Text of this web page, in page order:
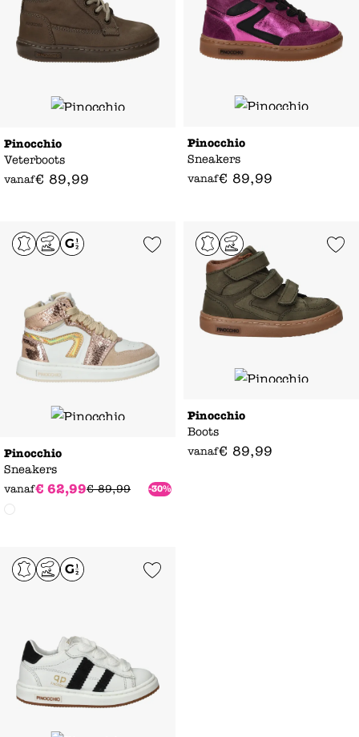
Pinocchio
Veterboots
vanaf€ 89,99
Pinocchio
Sneakers
vanaf€ 89,99
Add to Wishlist
Pinocchio
Sneakers
vanaf€ 62,99€ 89,99 -30%
Add to
Pinocchio
Boots
vanaf€ 89,99
Add to Wishlist